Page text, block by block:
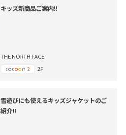
キッズ新商品ご案内!!
THE NORTH FACE
2F
雪遊びにも使えるキッズジャケットのご
紹介‼